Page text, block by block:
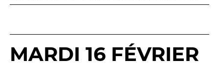
MARDI 16 FÉVRIER